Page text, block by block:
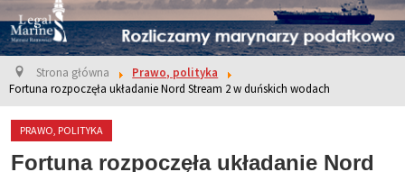
Strona główna
Prawo, polityka
Fortuna rozpoczęła układanie Nord Stream 2 w duńskich wodach
PRAWO, POLITYKA
Fortuna rozpoczęła układanie Nord